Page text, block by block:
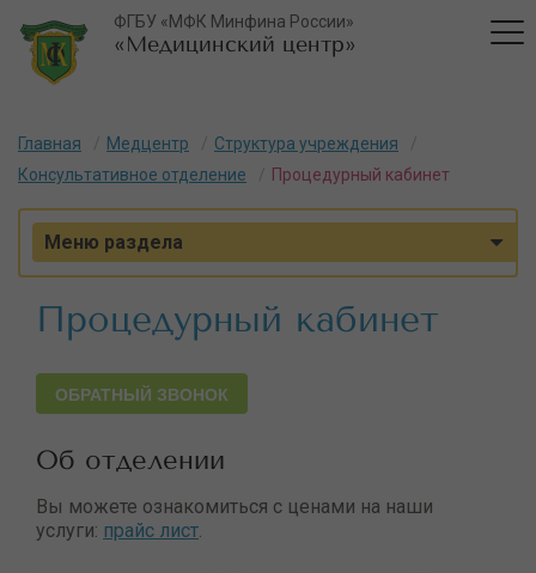
ФГБУ «МФК Минфина России»
«Медицинский центр»
Главная Медцентр
Структура учреждения
Консультативное отделение
Процедурный кабинет
Меню раздела
Процедурный кабинет
ОБРАТНЫЙ ЗВОНОК
Об отделении
Вы можете ознакомиться с ценами на наши
услуги: прайс лист.